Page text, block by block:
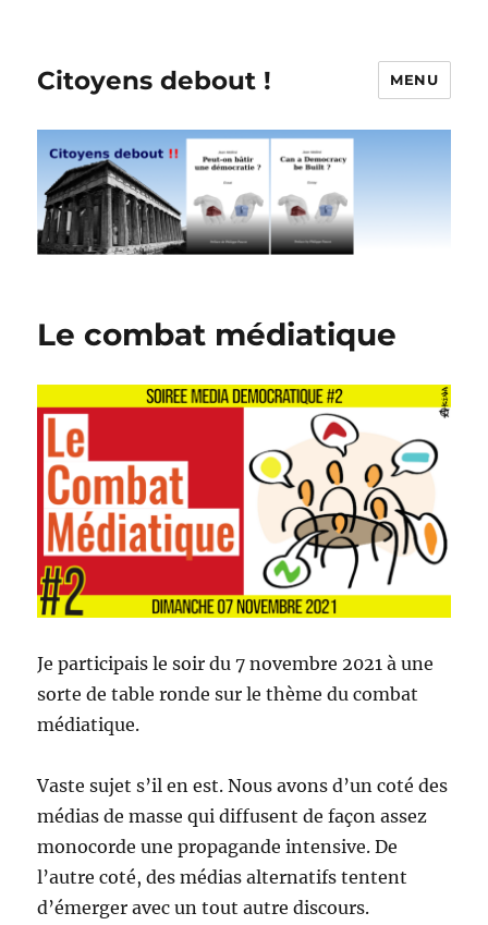
Citoyens debout ! MENU
Le combat médiatique
Je participais le soir du 7 novembre 2021 à une
sorte de table ronde sur le thème du combat
médiatique.
Vaste sujet s’il en est. Nous avons d’un coté des
médias de masse qui diffusent de façon assez
monocorde une propagande intensive. De
l’autre coté, des médias alternatifs tentent
d’émerger avec un tout autre discours.